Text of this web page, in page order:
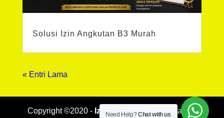
Solusi Izin Angkutan B3 Murah
« Entri Lama
Copyright ©2020 - Izin Limbah B3PT Rajawali
Need Help?Chat with us